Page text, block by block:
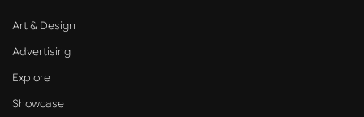
Art & Design
Advertising
Explore
Showcase